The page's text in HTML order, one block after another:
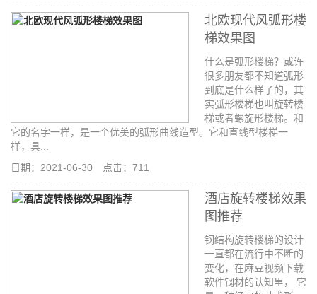
北欧现代风弧形楼
梯效果图
什么是弧形楼梯？或许
很多朋友都不知道弧形
到底是什么样子的，其
实弧形楼梯也叫旋转楼
梯或者螺旋形楼梯。和
它的名字一样，是一个优美的弧形曲线造型。它和直线型楼梯一
样，具...
日期：2021-06-30 点击：711
酒店旋转楼梯效果
图推荐
钢结构旋转楼梯的设计
一直都在流行中不断的
变化，在麻豆视频下载
软件钢材的认知里， 它